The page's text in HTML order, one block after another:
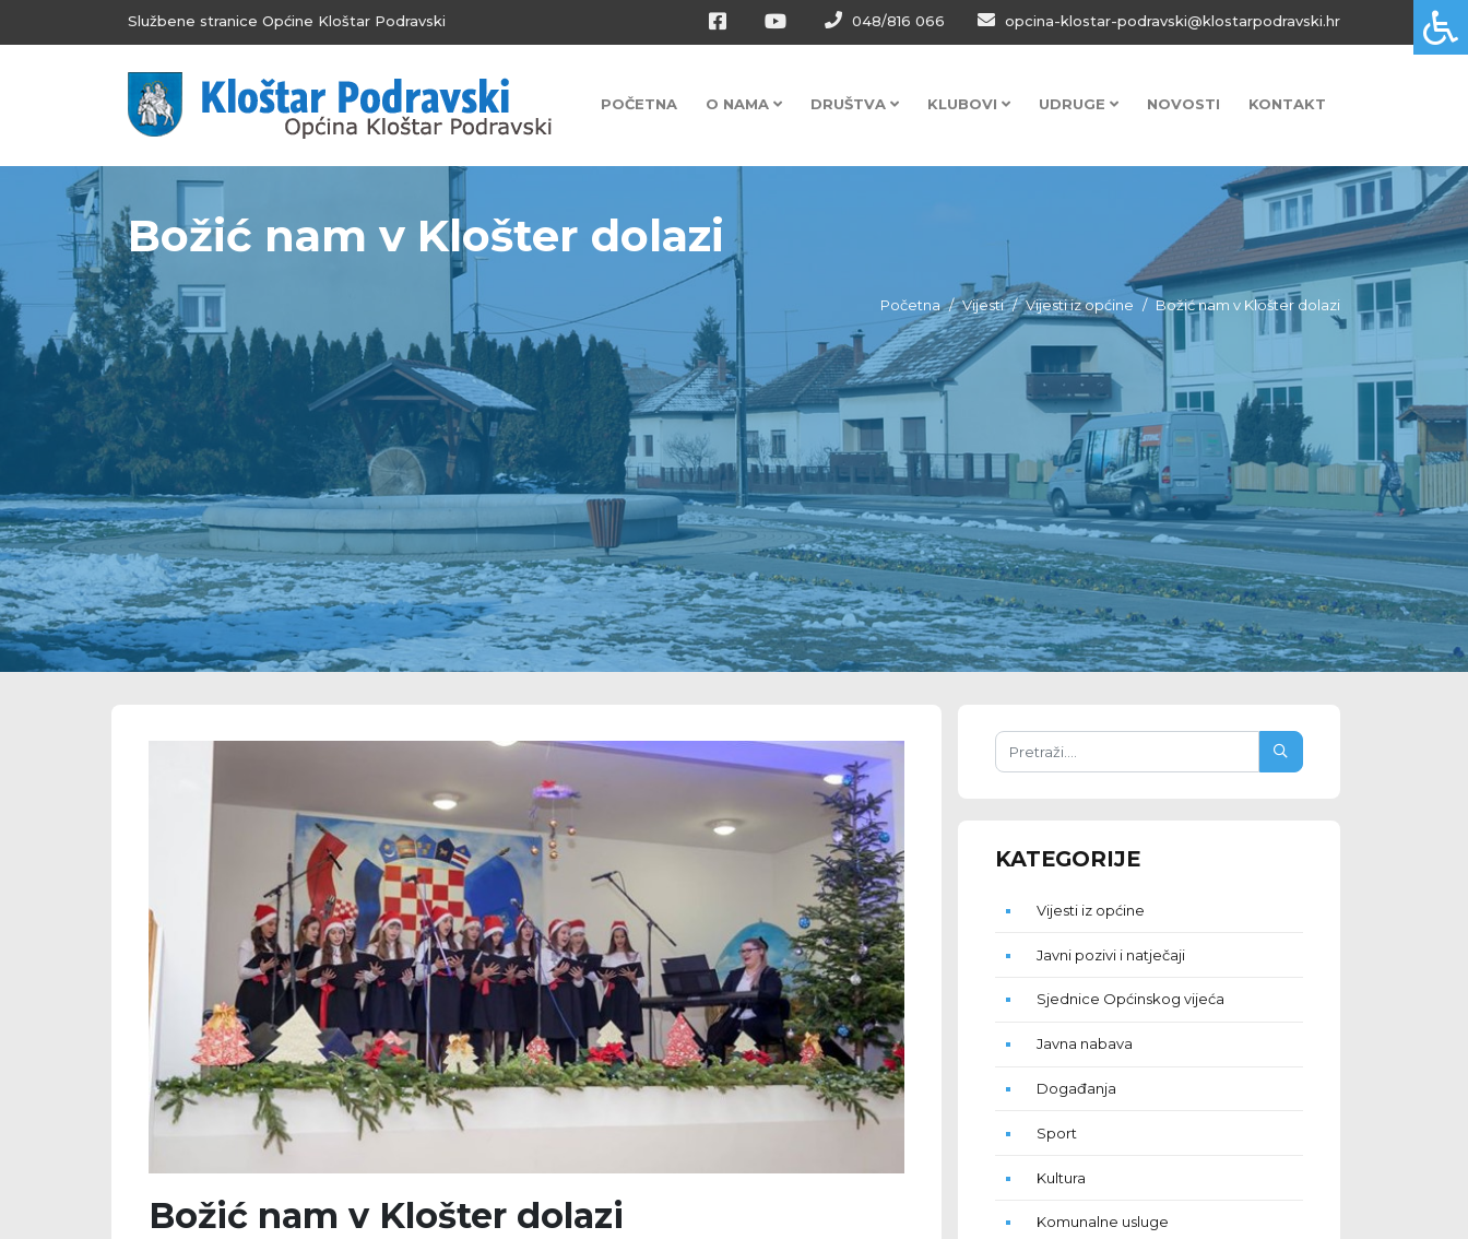
Službene stranice Općine Kloštar Podravski 048/816 066 opcina-klostar-podravski@klostarpodravski.hr
POČETNA O NAMA DRUŠTVA KLUBOVI UDRUGE NOVOSTI KONTAKT
Božić nam v Klošter dolazi
Početna Vijesti Vijesti iz općine Božić nam v Klošter dolazi
Božić nam v Klošter dolazi
KATEGORIJE
Vijesti iz općine
Javni pozivi i natječaji
Sjednice Općinskog vijeća
Javna nabava
Događanja
Sport
Kultura
Komunalne usluge